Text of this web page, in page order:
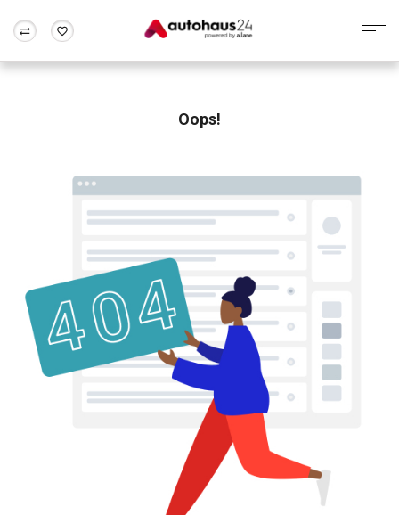
Rund um die Inzahlungnahme
Oops!